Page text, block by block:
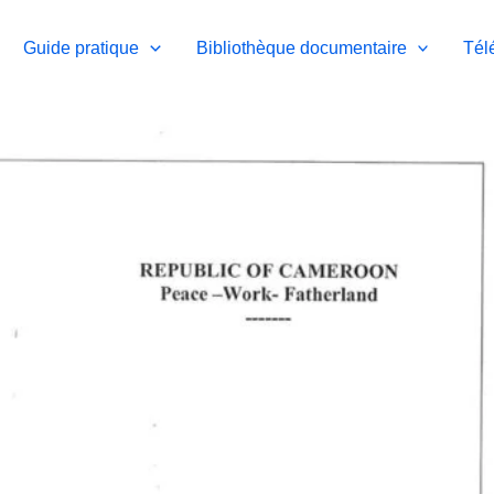
Guide pratique Bibliothèque documentaire